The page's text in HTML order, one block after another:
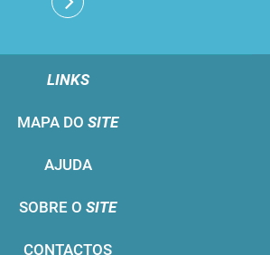
LINKS
MAPA DO SITE
AJUDA
SOBRE O SITE
CONTACTOS